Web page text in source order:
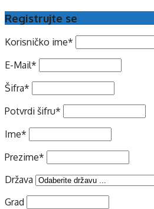
Registrujte se
Korisničko ime*
E-Mail*
Šifra*
Potvrdi šifru*
Ime*
Prezime*
Država
Grad